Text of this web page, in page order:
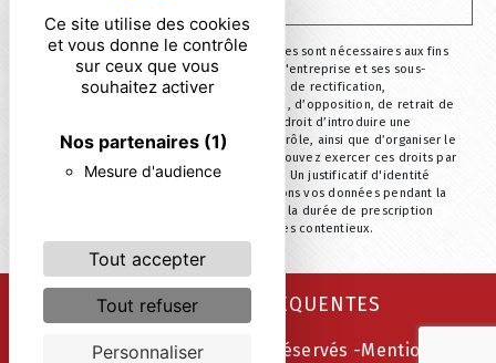
Ce site utilise des cookies
et vous donne le contrôle
sur ceux que vous
souhaitez activer
Nos partenaires (1)
Mesure d'audience
Tout accepter
Tout refuser
Personnaliser
** Les données personnelles communiquées sont nécessaires aux fins
de vous contacter. Elles sont destinées à l'entreprise et ses sous-
traitants. Vous disposez de droits d’accès, de rectification,
d’effacement, de portabilité, de limitation, d’opposition, de retrait de
votre consentement à tout moment et du droit d’introduire une
réclamation auprès d’une autorité de contrôle, ainsi que d’organiser le
sort de vos données post-mortem. Vous pouvez exercer ces droits par
voie postale ou par courrier électronique. Un justificatif d'identité
pourra vous être demandé. Nous conservons vos données pendant la
période de prise de contact puis pendant la durée de prescription
légale aux fins probatoire et de gestion des contentieux.
RECHERCHES FRÉQUENTES
Vistalid- 2026 - Tous droits réservés -Mentions